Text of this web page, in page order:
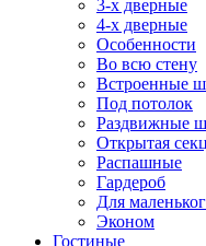
3-х дверные
4-х дверные
Особенности
Во всю стену
Встроенные
Под потолок
Раздвижные
Открытая
Распашные
Гардероб
Для
Эконом
Гостиные